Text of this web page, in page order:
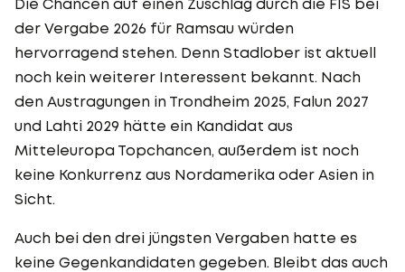
der Vergabe 2026 für Ramsau würden
hervorragend stehen. Denn Stadlober ist aktuell
noch kein weiterer Interessent bekannt. Nach
den Austragungen in Trondheim 2025, Falun 2027
und Lahti 2029 hätte ein Kandidat aus
Mitteleuropa Topchancen, außerdem ist noch
keine Konkurrenz aus Nordamerika oder Asien in
Sicht.
Auch bei den drei jüngsten Vergaben hatte es
keine Gegenkandidaten gegeben. Bleibt das auch